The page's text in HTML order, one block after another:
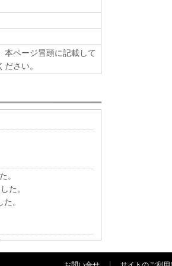
本ページ冒頭に記載して
さい。
。
た。
。
。